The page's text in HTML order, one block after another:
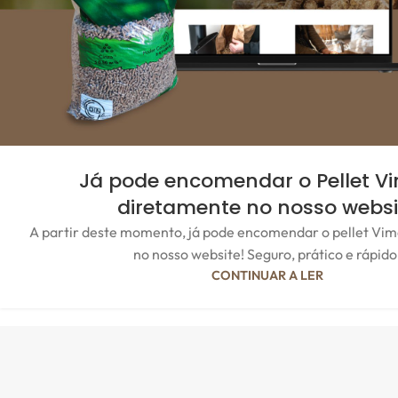
Já pode encomendar o Pellet
diretamente no nosso
A partir deste momento, já pode encomendar o pellet
no nosso website! Seguro, prático e
CONTINUAR A LER